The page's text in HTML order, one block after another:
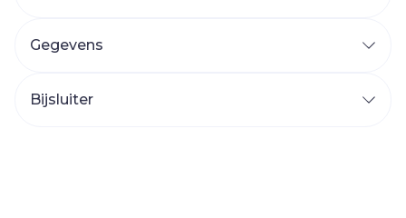
Gegevens
Bijsluiter